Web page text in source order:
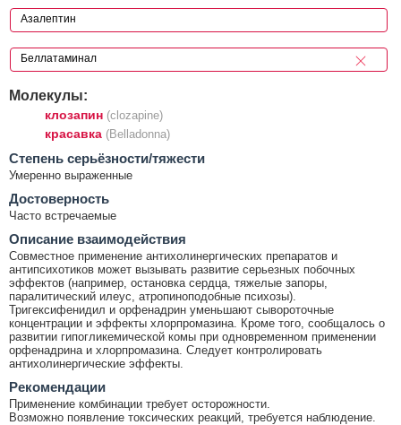
Молекулы:
клозапин (clozapine)
красавка (Belladonna)
Cтепень серьёзности/тяжести
Умеренно выраженные
Достоверность
Часто встречаемые
Описание взаимодействия
Совместное применение антихолинергических препаратов и
антипсихотиков может вызывать развитие серьезных побочных
эффектов (например, остановка сердца, тяжелые запоры,
паралитический илеус, атропиноподобные психозы).
Тригексифенидил и орфенадрин уменьшают сывороточные
концентрации и эффекты хлорпромазина. Кроме того, сообщалось о
развитии гипогликемической комы при одновременном применении
орфенадрина и хлорпромазина. Следует контролировать
антихолинергические эффекты.
Рекомендации
Применение комбинации требует осторожности.
Возможно появление токсических реакций, требуется наблюдение.